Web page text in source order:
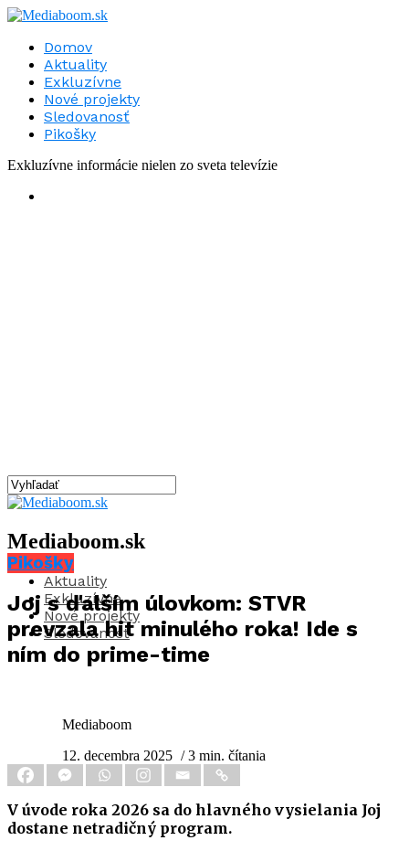
Domov
Aktuality
Exkluzívne
Nové projekty
Sledovanosť
Pikošky
Exkluzívne informácie nielen zo sveta televízie
Mediaboom.sk
Aktuality
Exkluzívne
Nové projekty
Sledovanosť
Pikošky
Joj s ďalším úlovkom: STVR
prevzala hit minulého roka! Ide s
ním do prime-time
Mediaboom
12. decembra 2025 / 3 min. čítania
V úvode roka 2026 sa do hlavného vysielania Joj
dostane netradičný program.